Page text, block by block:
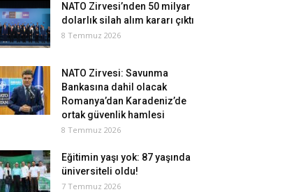
NATO Zirvesi’nden 50 milyar
dolarlık silah alım kararı çıktı
8 Temmuz 2026
NATO Zirvesi: Savunma
Bankasına dahil olacak
Romanya’dan Karadeniz’de
ortak güvenlik hamlesi
8 Temmuz 2026
Eğitimin yaşı yok: 87 yaşında
üniversiteli oldu!
7 Temmuz 2026